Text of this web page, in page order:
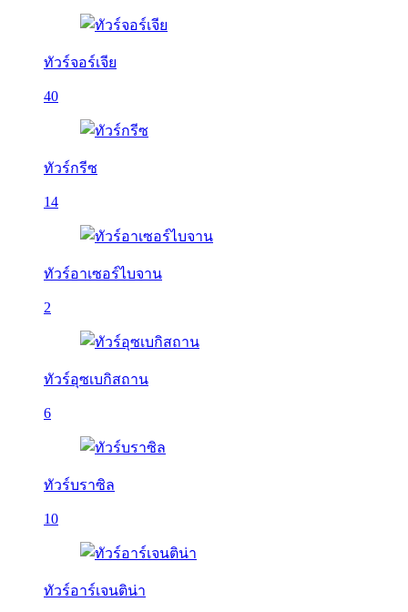
ทัวร์จอร์เจีย
40
ทัวร์กรีซ
14
ทัวร์อาเซอร์ไบจาน
2
ทัวร์อุซเบกิสถาน
6
ทัวร์บราซิล
10
ทัวร์อาร์เจนติน่า